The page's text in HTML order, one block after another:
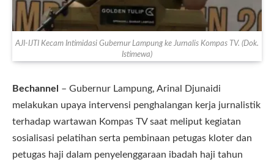
AJI-IJTI Kecam Intimidasi Gubernur Lampung ke Jurnalis Kompas TV. (Dok.
Istimewa)
Bechannel
– Gubernur Lampung, Arinal Djunaidi
melakukan upaya intervensi penghalangan kerja jurnalistik
terhadap wartawan Kompas TV saat meliput kegiatan
sosialisasi pelatihan serta pembinaan petugas kloter dan
petugas haji dalam penyelenggaraan ibadah haji tahun